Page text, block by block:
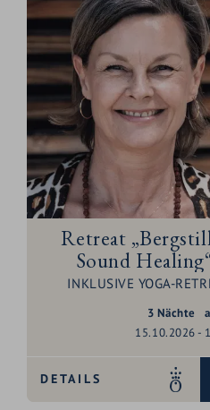
Retreat
Sound
INKLUSIVE YOGA-
3 Nächte
15.10.2026 -
DETAILS